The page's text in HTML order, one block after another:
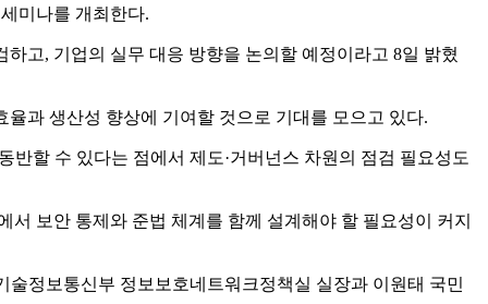
미나를 개최한다.
고, 기업의 실무 대응 방향을 논의할 예정이라고 8일 밝혔
과 생산성 향상에 기여할 것으로 기대를 모으고 있다.
할 수 있다는 점에서 제도·거버넌스 차원의 점검 필요성도
보안 통제와 준법 체계를 함께 설계해야 할 필요성이 커지
정보통신부 정보보호네트워크정책실 실장과 이원태 국민